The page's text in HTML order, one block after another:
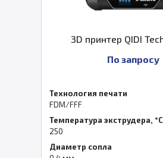
3D принтер QIDI
По запросу
Технология печати
FDM/FFF
Температура экструдера, °C
250
Диаметр сопла